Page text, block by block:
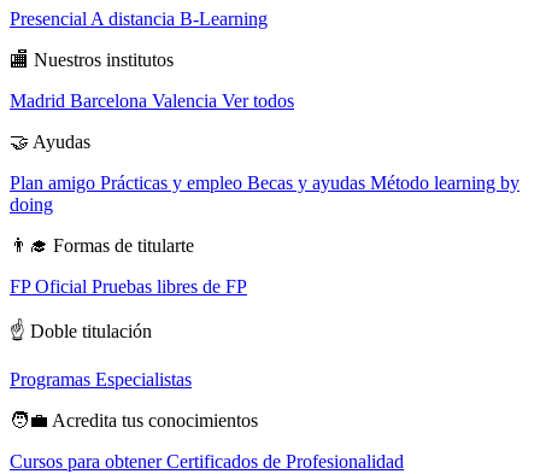
Presencial A distancia B-Learning
🏬 Nuestros institutos
Madrid Barcelona Valencia Ver todos
🤝 Ayudas
Plan amigo Prácticas y empleo Becas y ayudas Método learning by
doing
👨‍🎓 Formas de titularte
FP Oficial Pruebas libres de FP
☝️ Doble titulación
Programas Especialistas
🧑‍💼 Acredita tus conocimientos
Cursos para obtener Certificados de Profesionalidad